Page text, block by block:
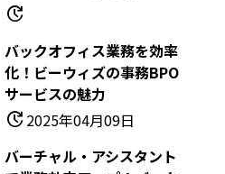
update
バックオフィス業務を効率
化！ビーウィズの事務BPO
サービスの魅力
update2025年04月09日
バーチャル・アシスタント